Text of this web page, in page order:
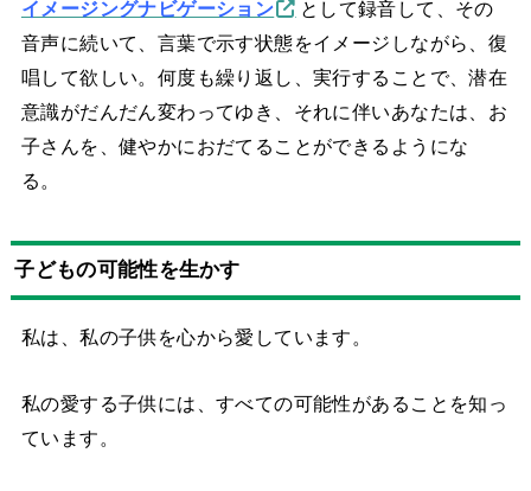
イメージングナビゲーション
として録音して、その
音声に続いて、言葉で示す状態をイメージしながら、復
唱して欲しい。何度も繰り返し、実行することで、潜在
意識がだんだん変わってゆき、それに伴いあなたは、お
子さんを、健やかにおだてることができるようにな
る。
子どもの可能性を生かす
私は、私の子供を心から愛しています。
私の愛する子供には、すべての可能性があることを知っ
ています。